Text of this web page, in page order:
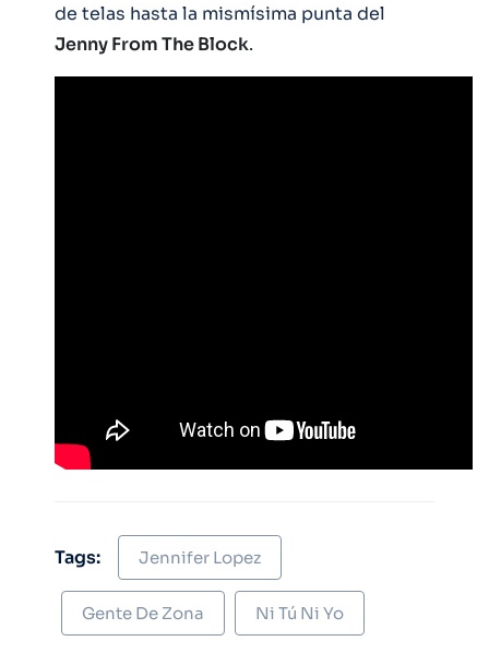
de telas hasta la mismísima punta del
Jenny From The Block.
Tags: Jennifer Lopez
Gente De Zona Ni Tú Ni Yo